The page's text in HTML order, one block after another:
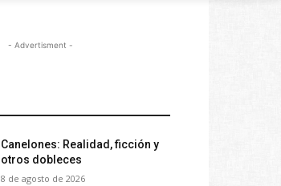
- Advertisment -
Canelones: Realidad, ficción y
otros dobleces
8 de agosto de 2026